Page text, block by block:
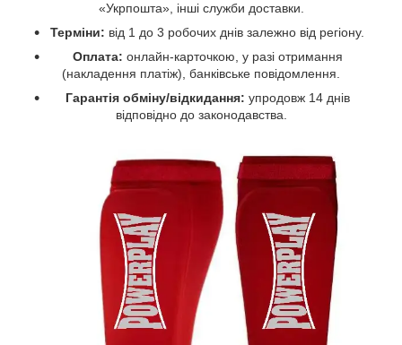
«Укрпошта», інші служби доставки.
Терміни: від 1 до 3 робочих днів залежно від регіону.
Оплата: онлайн-карточкою, у разі отримання
(накладення платіж), банківське повідомлення.
Гарантія обміну/відкидання: упродовж 14 днів
відповідно до законодавства.